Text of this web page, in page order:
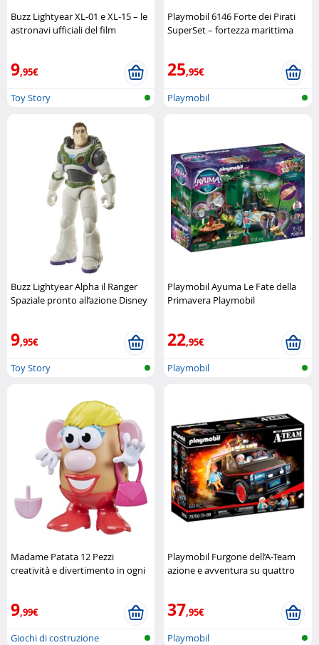
Buzz Lightyear XL-01 e XL-15 – le
astronavi ufficiali del film
9,95€
Toy Story
Playmobil 6146 Forte dei Pirati
SuperSet – fortezza marittima
25,95€
Playmobil
Buzz Lightyear Alpha il Ranger
Spaziale pronto all’azione Disney
9,95€
Toy Story
Playmobil Ayuma Le Fate della
Primavera Playmobil
22,95€
Playmobil
Madame Patata 12 Pezzi
creatività e divertimento in ogni
9,99€
Giochi di costruzione
Playmobil Furgone dell’A-Team
azione e avventura su quattro
37,95€
Playmobil